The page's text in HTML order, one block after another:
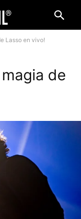
Lasso en vivo!
de